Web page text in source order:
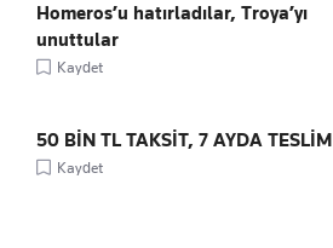
Homeros’u hatırladılar, Troya’yı
unuttular
Kaydet
50 BİN TL TAKSİT, 7 AYDA TESLİM
Kaydet